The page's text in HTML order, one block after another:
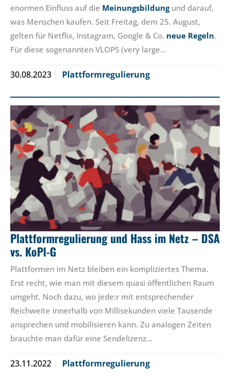
enormen Einfluss auf die Meinungsbildungund darauf,
was Menschen kaufen. Seit Freitag, dem 25. August,
gelten für Netflix, Instagram, Google & Co. neue Regeln.
Für diese sogenannten VLOPS (very large…
30.08.2023 Plattformregulierung
Plattformregulierung und Hass im Netz – DSA
vs. KoPl-G
Plattformen im Netz bleiben ein kompliziertes Thema.
Erst recht, wie man mit diesem quasi öffentlichen Raum
umgeht. Noch dazu, wo jede:r mit entsprechender
Reichweite innerhalb von Millisekunden viele Tausende
ansprechen und mobilisieren kann. Zu analogen Zeiten
brauchte man dafür eine Sendelizenz…
23.11.2022 Plattformregulierung